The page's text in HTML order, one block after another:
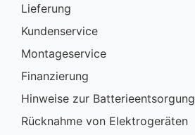
Lieferung
Kundenservice
Montageservice
Finanzierung
Hinweise zur Batterieentsorgung
Rücknahme von Elektrogeräten